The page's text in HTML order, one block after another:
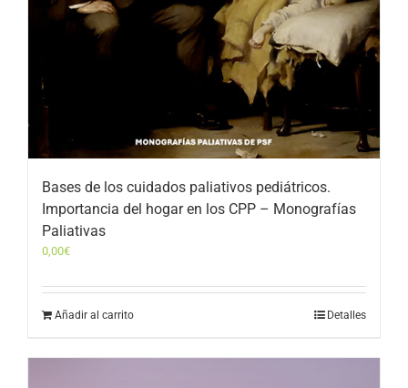
Bases de los cuidados paliativos pediátricos.
Importancia del hogar en los CPP – Monografías
Paliativas
0,00€
Añadir al carrito Detalles